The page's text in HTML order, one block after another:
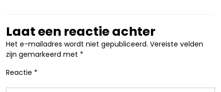
Laat een reactie achter
Het e-mailadres wordt niet gepubliceerd. Vereiste velden
zijn gemarkeerd met *
Reactie *